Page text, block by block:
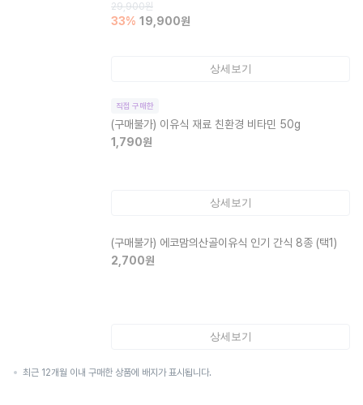
29,900원
33% 19,900원
상세보기
직접 구매한
(구매불가) 이유식 재료 친환경 비타민 50g
1,790원
상세보기
(구매불가) 에코맘의산골이유식 인기 간식 8종 (택1)
2,700원
상세보기
최근 12개월 이내 구매한 상품에 배지가 표시됩니다.